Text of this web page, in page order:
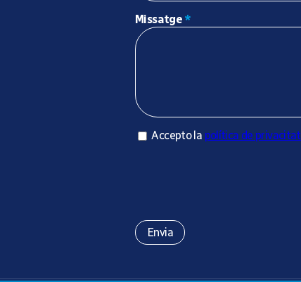
Missatge *
Accepto la política de privacitat
Accepto la política de privacitat